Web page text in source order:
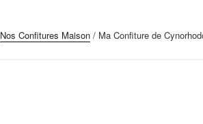
Nos Confitures Maison / Ma Confiture de